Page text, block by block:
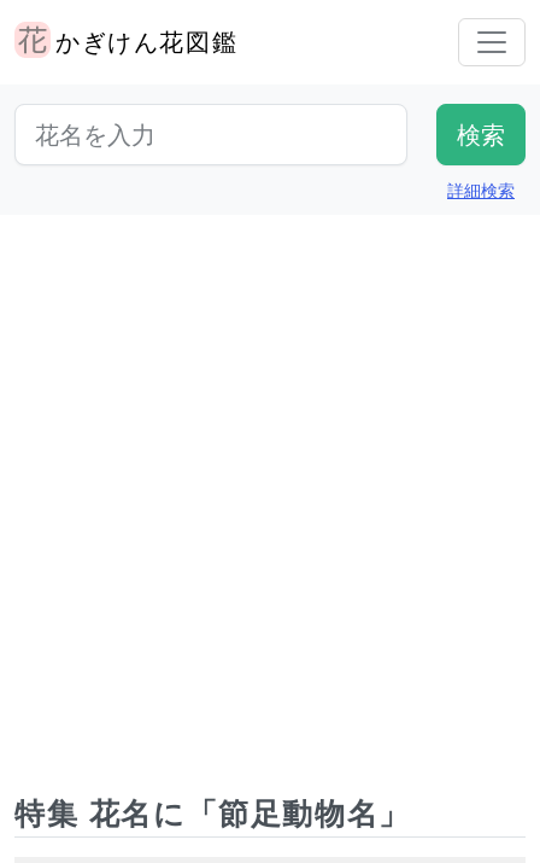
かぎけん花図鑑
詳細検索
特集 花名に「節足動物名」